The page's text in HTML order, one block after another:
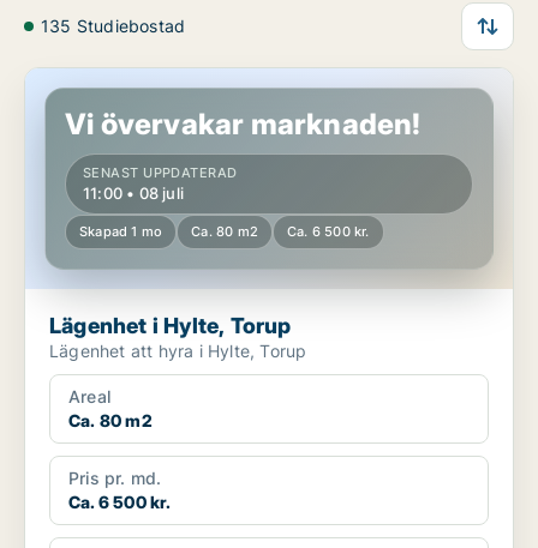
135 Studiebostad
Lägenhet i Hylte, Torup
Vi övervakar marknaden!
SENAST UPPDATERAD
11:00 • 08 juli
Skapad 1 mo Ca. 80 m2 Ca. 6 500 kr.
Lägenhet i Hylte, Torup
Lägenhet att hyra i Hylte, Torup
Areal
Ca. 80 m2
Pris pr. md.
Ca. 6 500 kr.